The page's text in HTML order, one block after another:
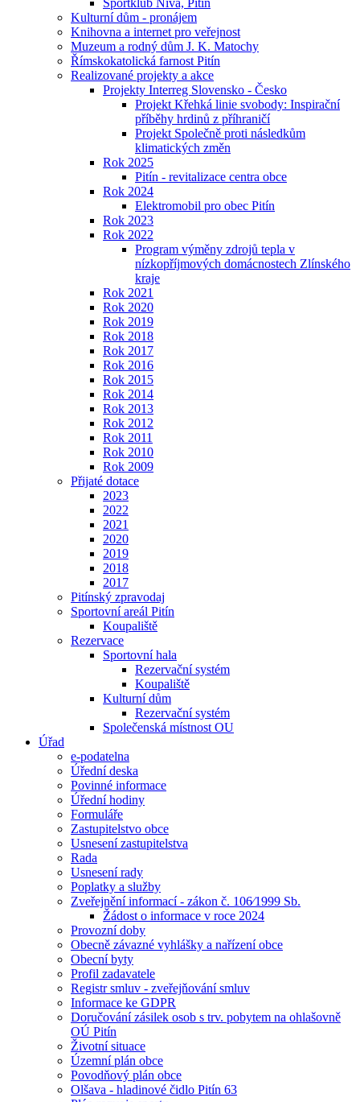
Sportklub Niva, Pitín
Kulturní dům - pronájem
Knihovna a internet pro veřejnost
Muzeum a rodný dům J. K. Matochy
Římskokatolická farnost Pitín
Realizované projekty a akce
Projekty Interreg Slovensko - Česko
Projekt Křehká linie svobody: Inspirační
příběhy hrdinů z příhraničí
Projekt Společně proti následkům
klimatických změn
Rok 2025
Pitín - revitalizace centra obce
Rok 2024
Elektromobil pro obec Pitín
Rok 2023
Rok 2022
Program výměny zdrojů tepla v
nízkopříjmových domácnostech Zlínského
kraje
Rok 2021
Rok 2020
Rok 2019
Rok 2018
Rok 2017
Rok 2016
Rok 2015
Rok 2014
Rok 2013
Rok 2012
Rok 2011
Rok 2010
Rok 2009
Přijaté dotace
2023
2022
2021
2020
2019
2018
2017
Pitínský zpravodaj
Sportovní areál Pitín
Koupaliště
Rezervace
Sportovní hala
Rezervační systém
Koupaliště
Kulturní dům
Rezervační systém
Společenská místnost OU
Úřad
e-podatelna
Úřední deska
Povinné informace
Úřední hodiny
Formuláře
Zastupitelstvo obce
Usnesení zastupitelstva
Rada
Usnesení rady
Poplatky a služby
Zveřejnění informací - zákon č. 106⁄1999 Sb.
Žádost o informace v roce 2024
Provozní doby
Obecně závazné vyhlášky a nařízení obce
Obecní byty
Profil zadavatele
Registr smluv - zveřejňování smluv
Informace ke GDPR
Doručování zásilek osob s trv. pobytem na ohlašovně
OÚ Pitín
Životní situace
Územní plán obce
Povodňový plán obce
Olšava - hladinové čidlo Pitín 63